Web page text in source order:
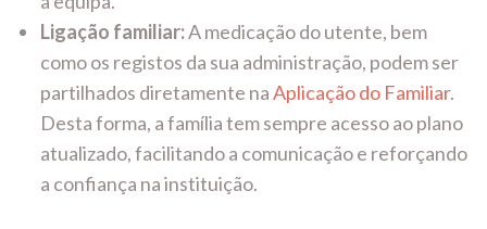
Ligação familiar:A medicação do utente, bem
como os registos da sua administração, podem ser
partilhados diretamente naAplicação do Familiar.
Desta forma, a família tem sempre acesso ao plano
atualizado, facilitando a comunicação e reforçando
a confiança na instituição.